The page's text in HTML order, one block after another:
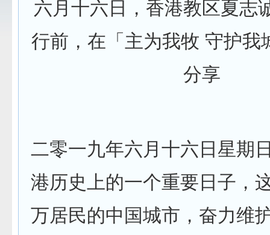
六月十六日，香港教区夏志
行前，在「主为我牧 守护我
分享
二零一九年六月十六日星期
港历史上的一个重要日子，
万居民的中国城市，奋力维